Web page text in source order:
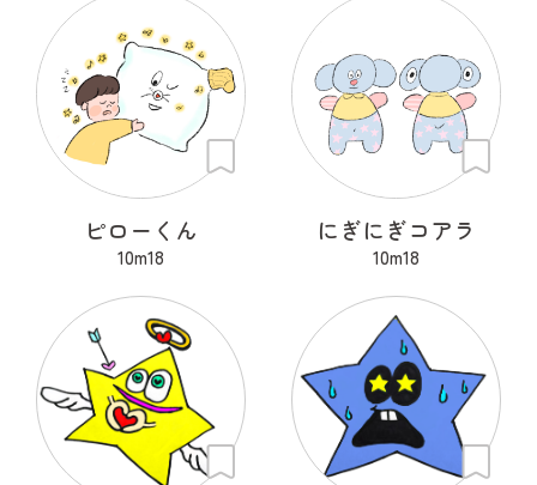
ピローくん
10m18
にぎにぎコアラ
10m18